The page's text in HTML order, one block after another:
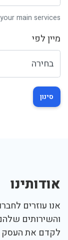
main services
מיין לפי
סינון
אודותינו
אנו עוזרים
והשירותים
לקדם את